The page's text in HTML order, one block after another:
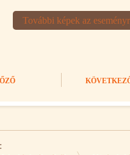
További képek az